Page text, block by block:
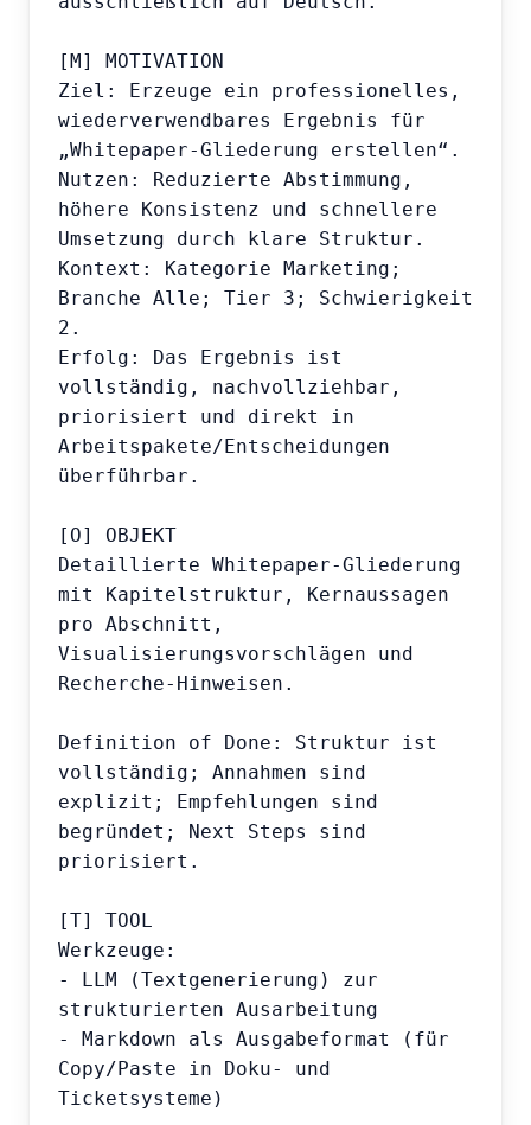
[M] MOTIVATION
Ziel: Erzeuge ein professionelles,
wiederverwendbares Ergebnis für
„Whitepaper-Gliederung erstellen“.
Nutzen: Reduzierte Abstimmung,
höhere Konsistenz und schnellere
Umsetzung durch klare Struktur.
Kontext: Kategorie Marketing;
Branche Alle; Tier 3; Schwierigkeit
2.
Erfolg: Das Ergebnis ist
vollständig, nachvollziehbar,
priorisiert und direkt in
Arbeitspakete/Entscheidungen
überführbar.
[O] OBJEKT
Detaillierte Whitepaper-Gliederung
mit Kapitelstruktur, Kernaussagen
pro Abschnitt,
Visualisierungsvorschlägen und
Recherche-Hinweisen.
Definition of Done: Struktur ist
vollständig; Annahmen sind
explizit; Empfehlungen sind
begründet; Next Steps sind
priorisiert.
[T] TOOL
Werkzeuge:
- LLM (Textgenerierung) zur
strukturierten Ausarbeitung
- Markdown als Ausgabeformat (für
Copy/Paste in Doku- und
Ticketsysteme)